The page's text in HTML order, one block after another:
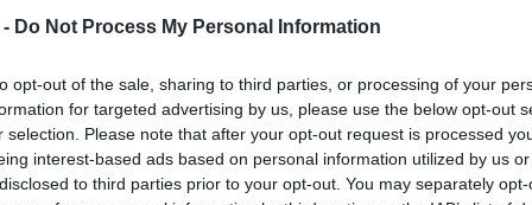
Do Not Process My Personal Information
opt-out of the sale, sharing to third parties, or processing of your
for targeted advertising by us, please use the below opt-out
selection. Please note that after your opt-out request is processed
interest-based ads based on personal information utilized by us
to third parties prior to your opt-out. You may separately
**Magyar férfi rejtélyes
halála Ukrajnában és
Orbán újabb
kampánya**
### Magyarország és Ukrajna